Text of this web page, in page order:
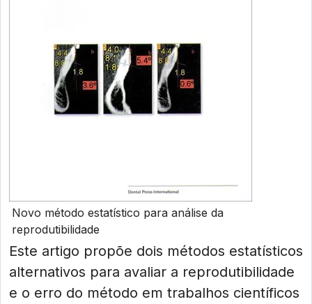
Novo método estatístico para análise da
reprodutibilidade
Este artigo propõe dois métodos estatísticos
alternativos para avaliar a reprodutibilidade
e o erro do método em trabalhos científicos